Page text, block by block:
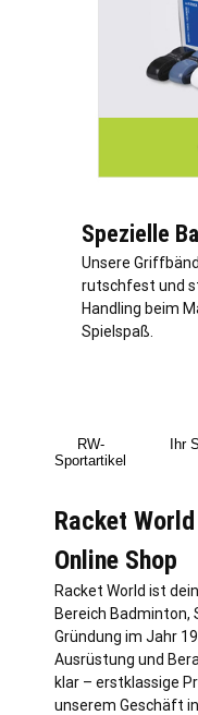
Spezielle
Unsere
rutschfest und
Handling beim
Spielspaß.
RW-
Sportartikel
Ihr
Racket
Online Shop
Racket World ist
Bereich Badminton,
Gründung im Jahr
Ausrüstung und
klar – erstklassige
unserem Geschäft in